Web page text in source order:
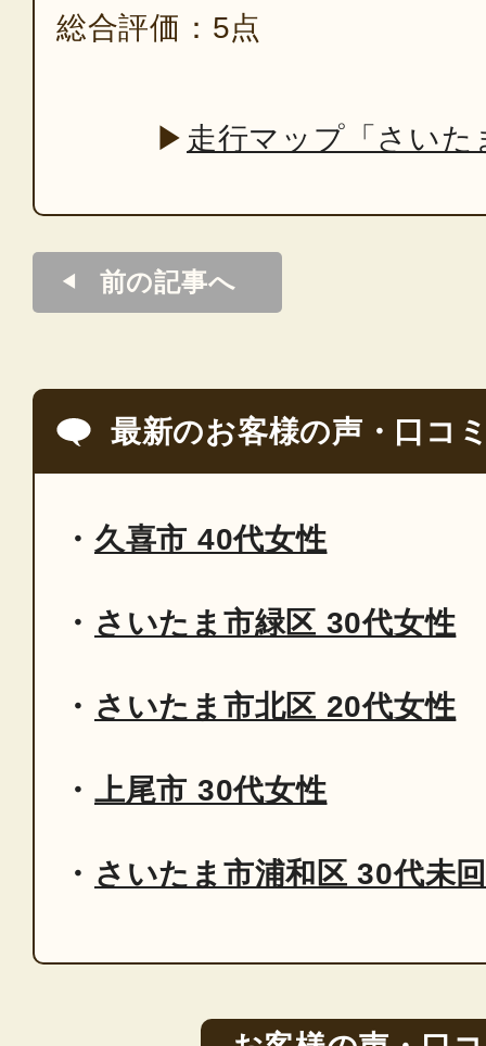
総合評価：5点
▶ 走行マップ「さいた
前の記事へ
最新のお客様の声・口コ
久喜市 40代女性
さいたま市緑区 30代女性
さいたま市北区 20代女性
上尾市 30代女性
さいたま市浦和区 30代未